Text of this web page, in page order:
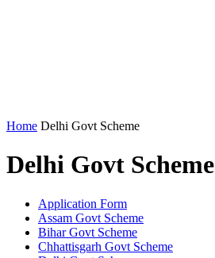
Home Delhi Govt Scheme
Delhi Govt Scheme
Application Form
Assam Govt Scheme
Bihar Govt Scheme
Chhattisgarh Govt Scheme